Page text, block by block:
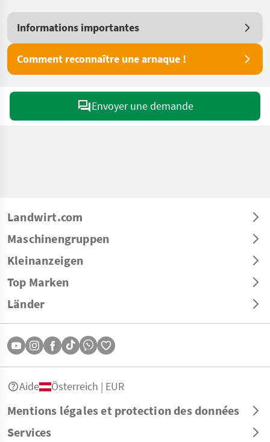
Informations importantes
Comment reconnaître une arnaque !
Envoyer une demande
Landwirt.com
Maschinengruppen
Kleinanzeigen
Top Marken
Länder
Mentions légales et protection des données
Services
Aide Österreich | EUR